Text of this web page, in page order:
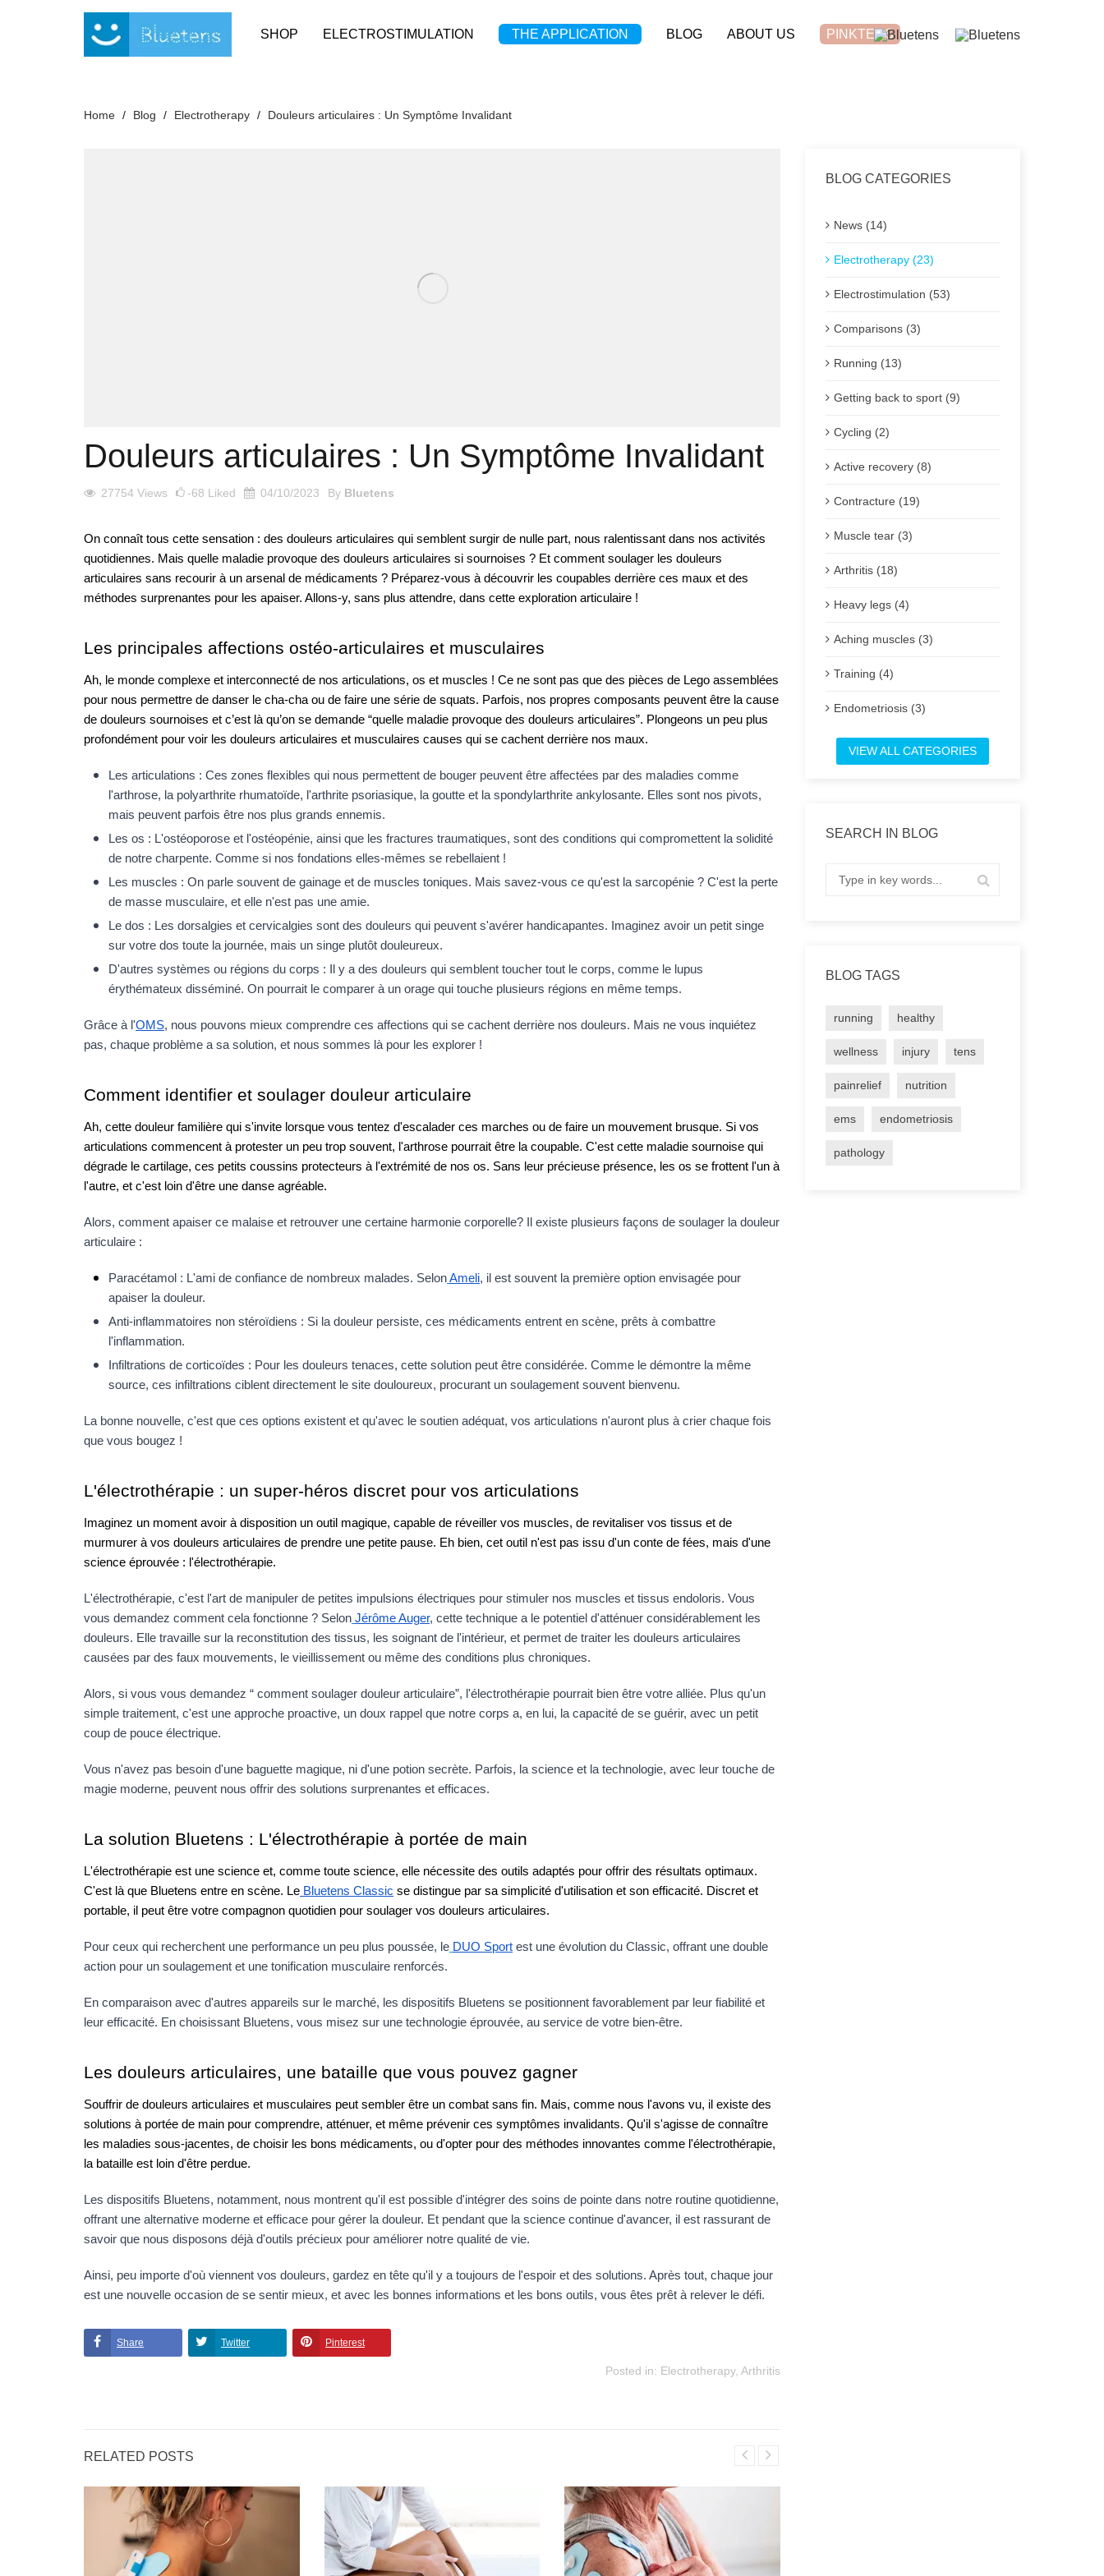
SHOP ELECTROSTIMULATION THE APPLICATION BLOG ABOUT US PINKTENS
Home Blog Electrotherapy Douleurs articulaires : Un Symptôme Invalidant
Douleurs articulaires : Un Symptôme Invalidant
27754 Views -68 Liked 04/10/2023 By Bluetens
On connaît tous cette sensation : des douleurs articulaires qui semblent surgir de nulle part, nous ralentissant dans nos activités
quotidiennes. Mais quelle maladie provoque des douleurs articulaires si sournoises ? Et comment soulager les douleurs
articulaires sans recourir à un arsenal de médicaments ? Préparez-vous à découvrir les coupables derrière ces maux et des
méthodes surprenantes pour les apaiser. Allons-y, sans plus attendre, dans cette exploration articulaire !
Les principales affections ostéo-articulaires et musculaires
Ah, le monde complexe et interconnecté de nos articulations, os et muscles ! Ce ne sont pas que des pièces de Lego assemblées
pour nous permettre de danser le cha-cha ou de faire une série de squats. Parfois, nos propres composants peuvent être la cause
de douleurs sournoises et c’est là qu’on se demande “quelle maladie provoque des douleurs articulaires”. Plongeons un peu plus
profondément pour voir les douleurs articulaires et musculaires causes qui se cachent derrière nos maux.
Les articulations : Ces zones flexibles qui nous permettent de bouger peuvent être affectées par des maladies comme
l'arthrose, la polyarthrite rhumatoïde, l'arthrite psoriasique, la goutte et la spondylarthrite ankylosante. Elles sont nos pivots,
mais peuvent parfois être nos plus grands ennemis.
Les os : L'ostéoporose et l'ostéopénie, ainsi que les fractures traumatiques, sont des conditions qui compromettent la solidité
de notre charpente. Comme si nos fondations elles-mêmes se rebellaient !
Les muscles : On parle souvent de gainage et de muscles toniques. Mais savez-vous ce qu'est la sarcopénie ? C'est la perte
de masse musculaire, et elle n'est pas une amie.
Le dos : Les dorsalgies et cervicalgies sont des douleurs qui peuvent s'avérer handicapantes. Imaginez avoir un petit singe
sur votre dos toute la journée, mais un singe plutôt douleureux.
D'autres systèmes ou régions du corps : Il y a des douleurs qui semblent toucher tout le corps, comme le lupus
érythémateux disséminé. On pourrait le comparer à un orage qui touche plusieurs régions en même temps.
Grâce à l'OMS, nous pouvons mieux comprendre ces affections qui se cachent derrière nos douleurs. Mais ne vous inquiétez
pas, chaque problème a sa solution, et nous sommes là pour les explorer !
Comment identifier et soulager douleur articulaire
Ah, cette douleur familière qui s'invite lorsque vous tentez d'escalader ces marches ou de faire un mouvement brusque. Si vos
articulations commencent à protester un peu trop souvent, l'arthrose pourrait être la coupable. C'est cette maladie sournoise qui
dégrade le cartilage, ces petits coussins protecteurs à l'extrémité de nos os. Sans leur précieuse présence, les os se frottent l'un à
l'autre, et c'est loin d'être une danse agréable.
Alors, comment apaiser ce malaise et retrouver une certaine harmonie corporelle? Il existe plusieurs façons de soulager la douleur
articulaire :
Paracétamol : L'ami de confiance de nombreux malades. SelonAmeli, il est souvent la première option envisagée pour
apaiser la douleur.
Anti-inflammatoires non stéroïdiens : Si la douleur persiste, ces médicaments entrent en scène, prêts à combattre
l'inflammation.
Infiltrations de corticoïdes : Pour les douleurs tenaces, cette solution peut être considérée. Comme le démontre la même
source, ces infiltrations ciblent directement le site douloureux, procurant un soulagement souvent bienvenu.
La bonne nouvelle, c'est que ces options existent et qu'avec le soutien adéquat, vos articulations n'auront plus à crier chaque fois
que vous bougez !
L'électrothérapie : un super-héros discret pour vos articulations
Imaginez un moment avoir à disposition un outil magique, capable de réveiller vos muscles, de revitaliser vos tissus et de
murmurer à vos douleurs articulaires de prendre une petite pause. Eh bien, cet outil n'est pas issu d'un conte de fées, mais d'une
science éprouvée : l'électrothérapie.
L'électrothérapie, c'est l'art de manipuler de petites impulsions électriques pour stimuler nos muscles et tissus endoloris. Vous
vous demandez comment cela fonctionne ? Selon Jérôme Auger, cette technique a le potentiel d'atténuer considérablement les
douleurs. Elle travaille sur la reconstitution des tissus, les soignant de l'intérieur, et permet de traiter les douleurs articulaires
causées par des faux mouvements, le vieillissement ou même des conditions plus chroniques.
Alors, si vous vous demandez “ comment soulager douleur articulaire”, l'électrothérapie pourrait bien être votre alliée. Plus qu'un
simple traitement, c'est une approche proactive, un doux rappel que notre corps a, en lui, la capacité de se guérir, avec un petit
coup de pouce électrique.
Vous n'avez pas besoin d'une baguette magique, ni d'une potion secrète. Parfois, la science et la technologie, avec leur touche de
magie moderne, peuvent nous offrir des solutions surprenantes et efficaces.
La solution Bluetens : L'électrothérapie à portée de main
L'électrothérapie est une science et, comme toute science, elle nécessite des outils adaptés pour offrir des résultats optimaux.
C'est là que Bluetens entre en scène. Le Bluetens Classic se distingue par sa simplicité d'utilisation et son efficacité. Discret et
portable, il peut être votre compagnon quotidien pour soulager vos douleurs articulaires.
Pour ceux qui recherchent une performance un peu plus poussée, le DUO Sport est une évolution du Classic, offrant une double
action pour un soulagement et une tonification musculaire renforcés.
En comparaison avec d'autres appareils sur le marché, les dispositifs Bluetens se positionnent favorablement par leur fiabilité et
leur efficacité. En choisissant Bluetens, vous misez sur une technologie éprouvée, au service de votre bien-être.
Les douleurs articulaires, une bataille que vous pouvez gagner
Souffrir de douleurs articulaires et musculaires peut sembler être un combat sans fin. Mais, comme nous l'avons vu, il existe des
solutions à portée de main pour comprendre, atténuer, et même prévenir ces symptômes invalidants. Qu'il s'agisse de connaître
les maladies sous-jacentes, de choisir les bons médicaments, ou d'opter pour des méthodes innovantes comme l'électrothérapie,
la bataille est loin d'être perdue.
Les dispositifs Bluetens, notamment, nous montrent qu'il est possible d'intégrer des soins de pointe dans notre routine quotidienne,
offrant une alternative moderne et efficace pour gérer la douleur. Et pendant que la science continue d'avancer, il est rassurant de
savoir que nous disposons déjà d'outils précieux pour améliorer notre qualité de vie.
Ainsi, peu importe d'où viennent vos douleurs, gardez en tête qu'il y a toujours de l'espoir et des solutions. Après tout, chaque jour
est une nouvelle occasion de se sentir mieux, et avec les bonnes informations et les bons outils, vous êtes prêt à relever le défi.
Share Twitter Pinterest
Posted in: Electrotherapy, Arthritis
RELATED POSTS
BLOG CATEGORIES
News (14)
Electrotherapy (23)
Electrostimulation (53)
Comparisons (3)
Running (13)
Getting back to sport (9)
Cycling (2)
Active recovery (8)
Contracture (19)
Muscle tear (3)
Arthritis (18)
Heavy legs (4)
Aching muscles (3)
Training (4)
Endometriosis (3)
VIEW ALL CATEGORIES
SEARCH IN BLOG
BLOG TAGS
running healthy
wellness injury tens
painrelief nutrition
ems endometriosis
pathology
Cookies management panel